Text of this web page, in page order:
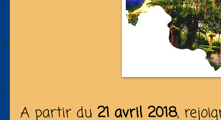
A partir du 21 avril 2018,